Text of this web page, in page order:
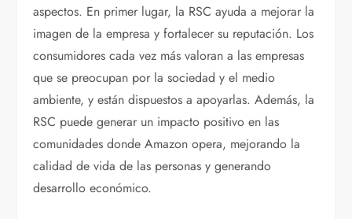
aspectos. En primer lugar, la RSC ayuda a mejorar la
imagen de la empresa y fortalecer su reputación. Los
consumidores cada vez más valoran a las empresas
que se preocupan por la sociedad y el medio
ambiente, y están dispuestos a apoyarlas. Además, la
RSC puede generar un impacto positivo en las
comunidades donde Amazon opera, mejorando la
calidad de vida de las personas y generando
desarrollo económico.